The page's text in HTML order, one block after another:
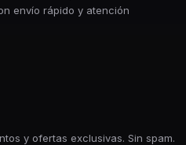
envío rápido y atención
y ofertas exclusivas. Sin spam.